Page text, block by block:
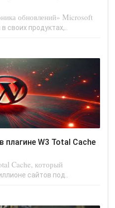
обновлений» Microsoft
своих продуктах,..
Cache, который
сайтов под..